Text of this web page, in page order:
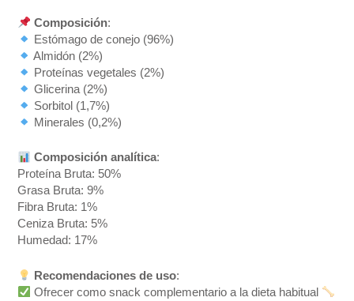
Composición:
Estómago de conejo (96%)
Almidón (2%)
Proteínas vegetales (2%)
Glicerina (2%)
Sorbitol (1,7%)
Minerales (0,2%)
Composición analítica:
Proteína Bruta: 50%
Grasa Bruta: 9%
Fibra Bruta: 1%
Ceniza Bruta: 5%
Humedad: 17%
Recomendaciones de uso:
Ofrecer como snack complementario a la dieta habitual